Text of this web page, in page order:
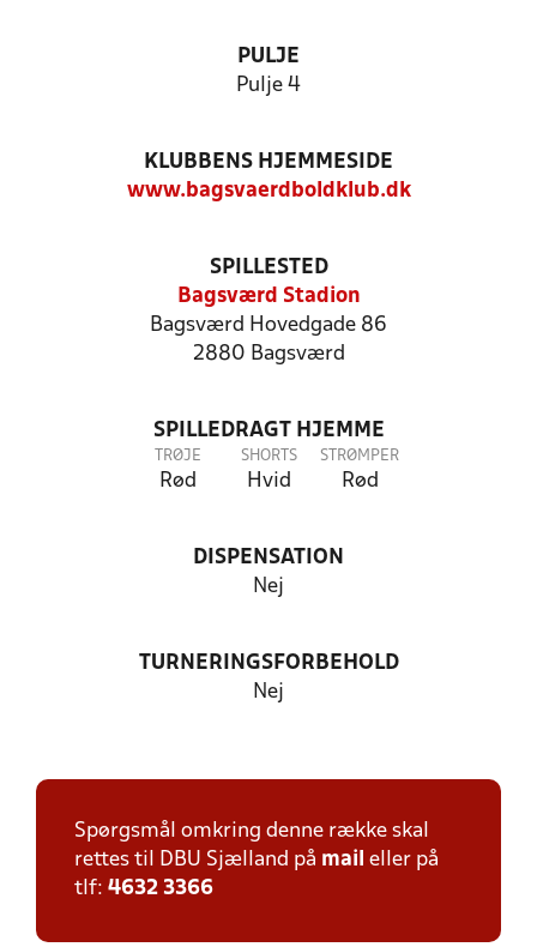
PULJE
Pulje 4
KLUBBENS HJEMMESIDE
www.bagsvaerdboldklub.dk
SPILLESTED
Bagsværd Stadion
Bagsværd Hovedgade 86
2880 Bagsværd
SPILLEDRAGT HJEMME
TRØJE
Rød
SHORTS
Hvid
STRØMPER
Rød
DISPENSATION
Nej
TURNERINGSFORBEHOLD
Nej
Spørgsmål omkring denne række skal
rettes til DBU Sjælland på mail eller på
tlf: 4632 3366